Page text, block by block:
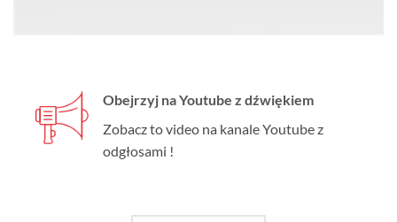
Obejrzyj na Youtube z dźwiękiem
Zobacz to video na kanale Youtube z
odgłosami !